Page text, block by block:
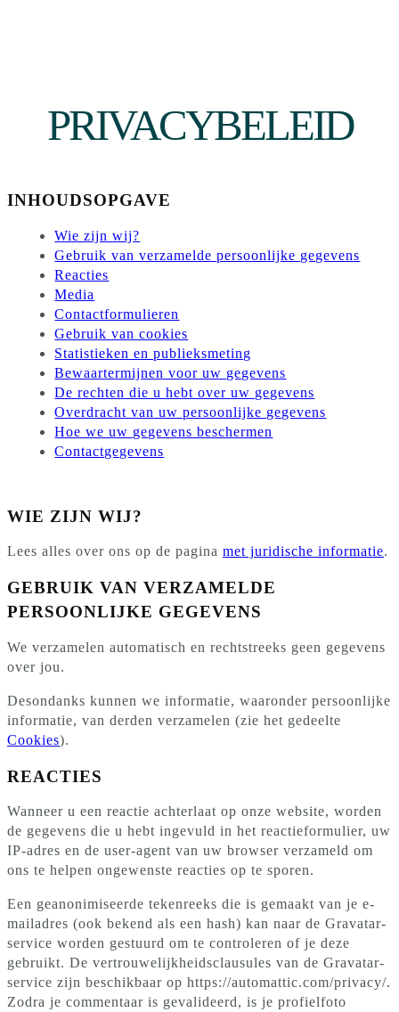
PRIVACYBELEID
INHOUDSOPGAVE
Wie zijn wij?
Gebruik van verzamelde persoonlijke gegevens
Reacties
Media
Contactformulieren
Gebruik van cookies
Statistieken en publieksmeting
Bewaartermijnen voor uw gegevens
De rechten die u hebt over uw gegevens
Overdracht van uw persoonlijke gegevens
Hoe we uw gegevens beschermen
Contactgegevens
WIE ZIJN WIJ?
Lees alles over ons op de pagina met juridische informatie.
GEBRUIK VAN VERZAMELDE
PERSOONLIJKE GEGEVENS
We verzamelen automatisch en rechtstreeks geen gegevens
over jou.
Desondanks kunnen we informatie, waaronder persoonlijke
informatie, van derden verzamelen (zie het gedeelte
Cookies).
REACTIES
Wanneer u een reactie achterlaat op onze website, worden
de gegevens die u hebt ingevuld in het reactieformulier, uw
IP-adres en de user-agent van uw browser verzameld om
ons te helpen ongewenste reacties op te sporen.
Een geanonimiseerde tekenreeks die is gemaakt van je e-
mailadres (ook bekend als een hash) kan naar de Gravatar-
service worden gestuurd om te controleren of je deze
gebruikt. De vertrouwelijkheidsclausules van de Gravatar-
service zijn beschikbaar op https://automattic.com/privacy/.
Zodra je commentaar is gevalideerd, is je profielfoto